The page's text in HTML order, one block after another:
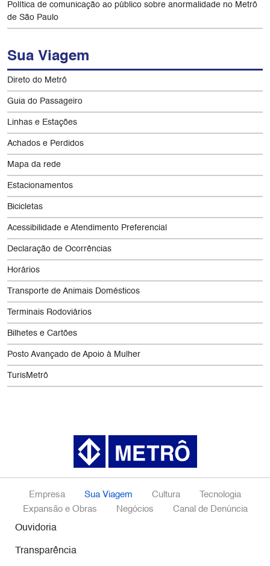
Política de comunicação ao público sobre anormalidade no Metrô
de São Paulo
Sua Viagem
Direto do Metrô
Guia do Passageiro
Linhas e Estações
Achados e Perdidos
Mapa da rede
Estacionamentos
Bicicletas
Acessibilidade e Atendimento Preferencial
Declaração de Ocorrências
Horários
Transporte de Animais Domésticos
Terminais Rodoviários
Bilhetes e Cartões
Posto Avançado de Apoio à Mulher
TurisMetrô
Empresa Sua Viagem Cultura
Tecnologia
Expansão e Obras
Negócios
Canal de Denúncia
Ouvidoria
Transparência